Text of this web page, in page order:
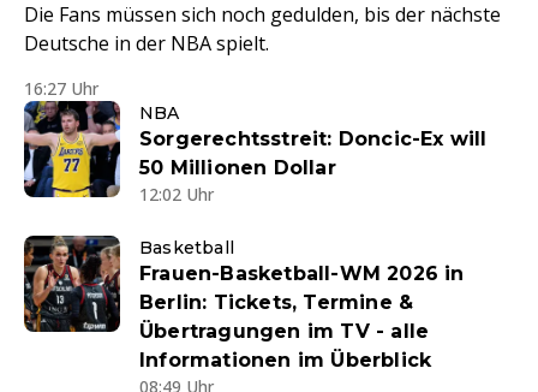
Die Fans müssen sich noch gedulden, bis der nächste
Deutsche in der NBA spielt.
16:27 Uhr
NBA
Sorgerechtsstreit: Doncic-Ex will
50 Millionen Dollar
12:02 Uhr
Basketball
Frauen-Basketball-WM 2026 in
Berlin: Tickets, Termine &
Übertragungen im TV - alle
Informationen im Überblick
08:49 Uhr